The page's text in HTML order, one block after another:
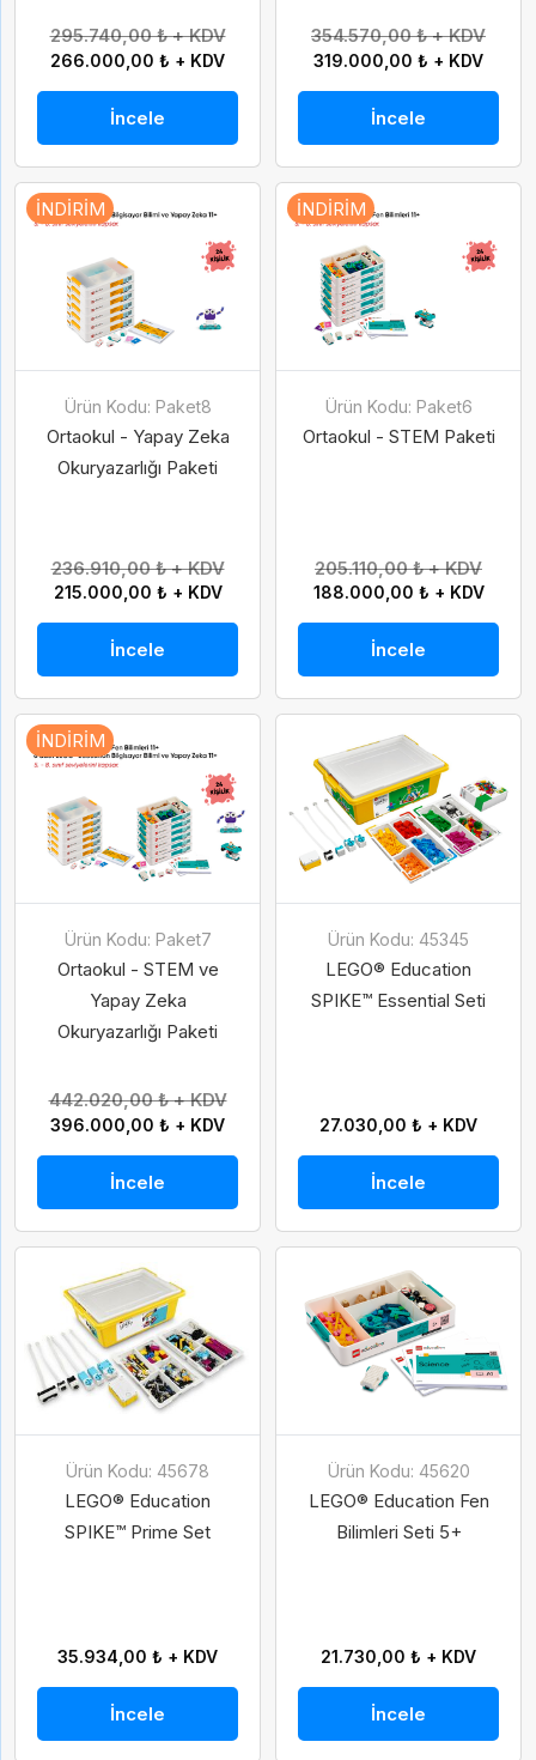
295.740,00 ₺ + KDV
266.000,00 ₺ + KDV
İncele
354.570,00 ₺ + KDV
319.000,00 ₺ + KDV
İncele
İNDIRIM
Ürün Kodu: Paket8
Ortaokul - Yapay Zeka
Okuryazarlığı Paketi
236.910,00 ₺ + KDV
215.000,00 ₺ + KDV
İncele
İNDIRIM
Ürün Kodu: Paket6
Ortaokul - STEM Paketi
205.110,00 ₺ + KDV
188.000,00 ₺ + KDV
İncele
İNDIRIM
Ürün Kodu: Paket7
Ortaokul - STEM ve
Yapay Zeka
Okuryazarlığı Paketi
442.020,00 ₺ + KDV
396.000,00 ₺ + KDV
İncele
Ürün Kodu: 45345
LEGO® Education
SPIKE™ Essential Seti
27.030,00 ₺ + KDV
İncele
Ürün Kodu: 45678
LEGO® Education
SPIKE™ Prime Set
35.934,00 ₺ + KDV
İncele
Ürün Kodu: 45620
LEGO® Education Fen
Bilimleri Seti 5+
21.730,00 ₺ + KDV
İncele
Abone Ol
Gelince Haber Ver
İsim Soy İsim